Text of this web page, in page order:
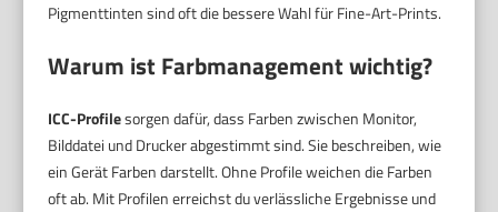
Pigmenttinten sind oft die bessere Wahl für Fine-Art-Prints.
Warum ist Farbmanagement wichtig?
ICC-Profilesorgen dafür, dass Farben zwischen Monitor,
Bilddatei und Drucker abgestimmt sind. Sie beschreiben, wie
ein Gerät Farben darstellt. Ohne Profile weichen die Farben
oft ab. Mit Profilen erreichst du verlässliche Ergebnisse und